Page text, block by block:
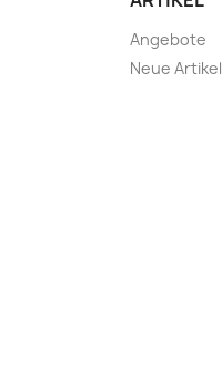
Angebote
Neue Artikel